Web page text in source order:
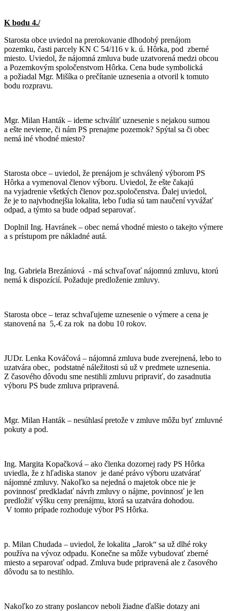
K bodu 4./
Starosta obce uviedol na prerokovanie dlhodobý prenájom
pozemku, časti parcely KN C 54/116 v k. ú. Hôrka, pod zberné
miesto. Uviedol, že nájomná zmluva bude uzatvorená medzi obcou
a Pozemkovým spoločenstvom Hôrka. Cena bude symbolická
a požiadal Mgr. Mišíka o prečítanie uznesenia a otvoril k tomuto
bodu rozpravu.
Mgr. Milan Hanták – ideme schváliť uznesenie s nejakou sumou
a ešte nevieme, či nám PS prenajme pozemok? Spýtal sa či obec
nemá iné vhodné miesto?
Starosta obce – uviedol, že prenájom je schválený výborom PS
Hôrka a vymenoval členov výboru. Uviedol, že ešte čakajú
na vyjadrenie všetkých členov poz.spoločenstva. Ďalej uviedol,
že je to najvhodnejšia lokalita, lebo ľudia sú tam naučení vyvážať
odpad, a týmto sa bude odpad separovať.
Doplnil Ing. Havránek – obec nemá vhodné miesto o takejto výmere
a s prístupom pre nákladné autá.
Ing. Gabriela Brezániová - má schvaľovať nájomnú zmluvu, ktorú
nemá k dispozícií. Požaduje predloženie zmluvy.
Starosta obce – teraz schvaľujeme uznesenie o výmere a cena je
stanovená na 5,-€ za rok na dobu 10 rokov.
JUDr. Lenka Kováčová – nájomná zmluva bude zverejnená, lebo to
uzatvára obec, podstatné náležitosti sú už v predmete uznesenia.
Z časového dôvodu sme nestihli zmluvu pripraviť, do zasadnutia
výboru PS bude zmluva pripravená.
Mgr. Milan Hanták – nesúhlasí pretože v zmluve môžu byť zmluvné
pokuty a pod.
Ing. Margita Kopačková – ako členka dozornej rady PS Hôrka
uviedla, že z hľadiska stanov je dané právo výboru uzatvárať
nájomné zmluvy. Nakoľko sa nejedná o majetok obce nie je
povinnosť predkladať návrh zmluvy o nájme, povinnosť je len
predložiť výšku ceny prenájmu, ktorá sa uzatvára dohodou.
V tomto prípade rozhoduje výbor PS Hôrka.
p. Milan Chudada – uviedol, že lokalita „Jarok“ sa už dlhé roky
používa na vývoz odpadu. Konečne sa môže vybudovať zberné
miesto a separovať odpad. Zmluva bude pripravená ale z časového
dôvodu sa to nestihlo.
Nakoľko zo strany poslancov neboli žiadne ďalšie dotazy ani